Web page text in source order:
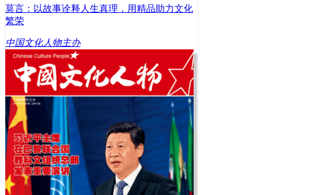
莫言：以故事诠释人生真理，用精品助力文化
繁荣
中国文化人物主办